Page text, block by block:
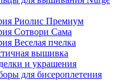
Риолис Премиум
Сотвори Сама
Веселая пчелка
вышивка
и украшения
для бисероплетения